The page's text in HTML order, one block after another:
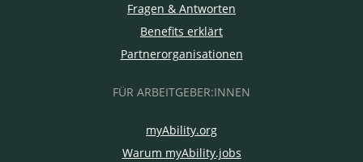
Fragen & Antworten
Benefits erklärt
Partnerorganisationen
FÜR ARBEITGEBER:INNEN
myAbility.org
Warum myAbility.jobs